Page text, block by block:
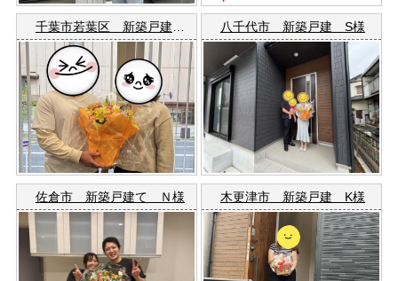
千葉市若葉区 新築戸建て Ｓ様 八千代市 新築戸建 S様
佐倉市 新築戸建て Ｎ様 木更津市 新築戸建 K様